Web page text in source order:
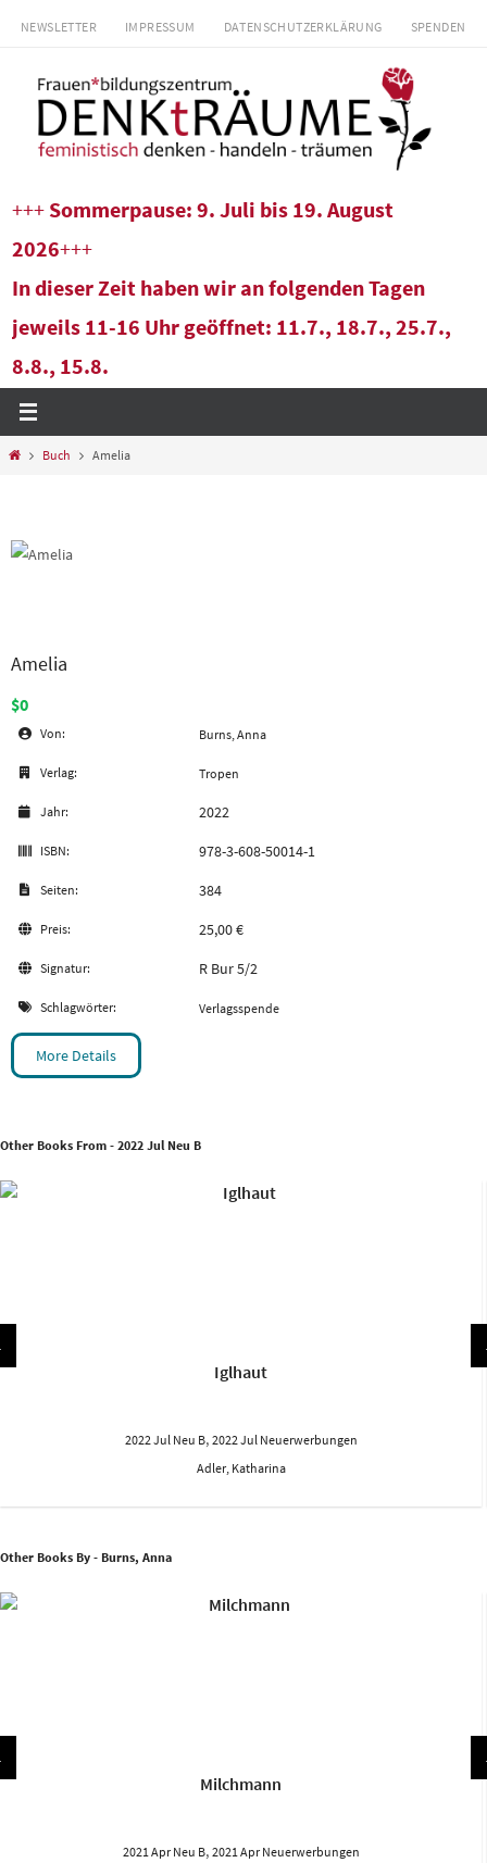
Zum
springen
NEWSLETTER IMPRESSUM DATENSCHUTZERKLÄRUNG SPENDEN
+++ Sommerpause: 9. Juli bis 19. August
2026+++
In dieser Zeit haben wir an folgenden Tagen
jeweils 11-16 Uhr geöffnet: 11.7., 18.7., 25.7.,
8.8., 15.8.
StartBuch Amelia
Amelia
$0
Von: Burns, Anna
Verlag: Tropen
Jahr: 2022
ISBN: 978-3-608-50014-1
Seiten: 384
Preis: 25,00 €
Signatur: R Bur 5/2
Schlagwörter: Verlagsspende
More Details
Other Books From - 2022 Jul Neu B
Iglhaut
2022 Jul Neu B, 2022 Jul Neuerwerbungen
Adler, Katharina
Other Books By - Burns, Anna
Milchmann
2021 Apr Neu B, 2021 Apr Neuerwerbungen